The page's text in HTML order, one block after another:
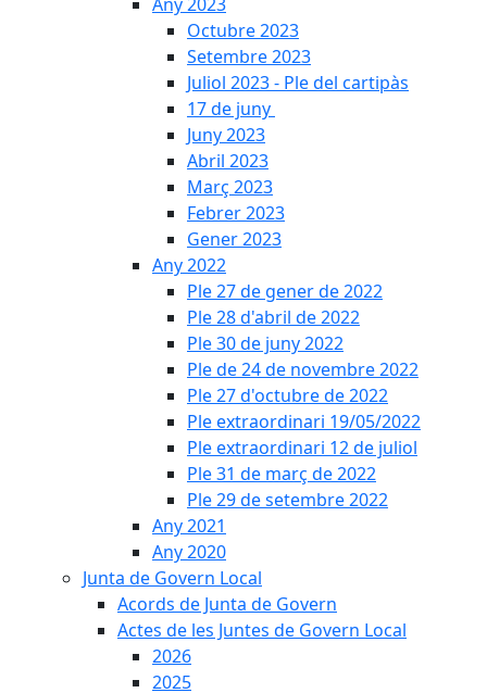
Octubre 2023
Setembre 2023
Juliol 2023 - Ple del cartipàs
17 de juny
Juny 2023
Abril 2023
Març 2023
Febrer 2023
Gener 2023
Any 2022
Ple 27 de gener de 2022
Ple 28 d'abril de 2022
Ple 30 de juny 2022
Ple de 24 de novembre 2022
Ple 27 d'octubre de 2022
Ple extraordinari 19/05/2022
Ple extraordinari 12 de juliol
Ple 31 de març de 2022
Ple 29 de setembre 2022
Any 2021
Any 2020
Junta de Govern Local
Acords de Junta de Govern
Actes de les Juntes de Govern Local
2026
2025